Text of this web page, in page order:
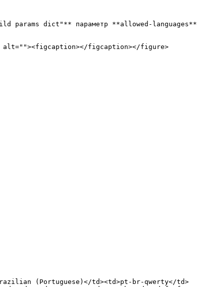
params dict"** параметр **allowed-languages**
alt=""><figcaption></figcaption></figure>
(Portuguese)</td><td>pt-br-qwerty</td>